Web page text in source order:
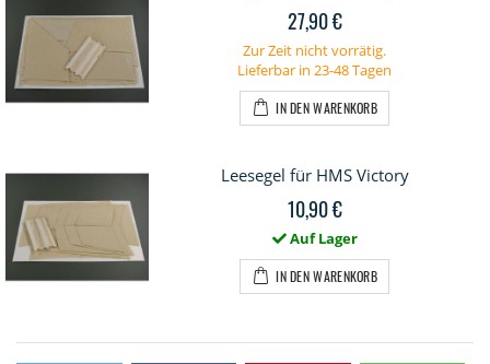
27,90 €
Zur Zeit nicht vorrätig.
Lieferbar in 23-48 Tagen
IN DEN WARENKORB
Leesegel für HMS Victory
10,90 €
Auf Lager
IN DEN WARENKORB